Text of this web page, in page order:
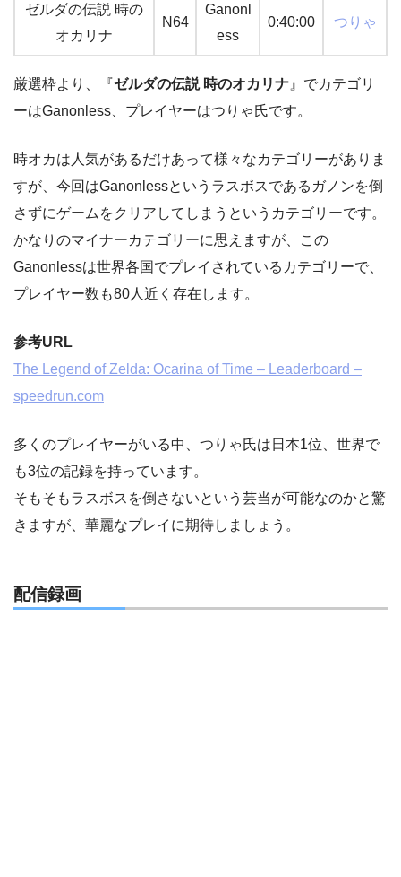
ゼルダの伝説 時の
オカリナ
N64
Ganonl
ess
0:40:00 つりゃ
厳選枠より、『ゼルダの伝説 時のオカリナ 』でカテゴリ
ーはGanonless、プレイヤーはつりゃ氏です。
時オカは人気があるだけあって様々なカテゴリーがありま
すが、今回はGanonlessというラスボスであるガノンを倒
さずにゲームをクリアしてしまうというカテゴリーです。
かなりのマイナーカテゴリーに思えますが、この
Ganonlessは世界各国でプレイされているカテゴリーで、
プレイヤー数も80人近く存在します。
参考URL
The Legend of Zelda: Ocarina of Time – Leaderboard –
speedrun.com
多くのプレイヤーがいる中、つりゃ氏は日本1位、世界で
も3位の記録を持っています。
そもそもラスボスを倒さないという芸当が可能なのかと驚
きますが、華麗なプレイに期待しましょう。
配信録画